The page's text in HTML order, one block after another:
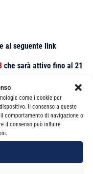
come i cookie per
Il consenso a queste
comportamento di navigazione o
il consenso può influire
al seguente link
che sarà attivo fino al 21
CPO Nazionale
attraverso i canali